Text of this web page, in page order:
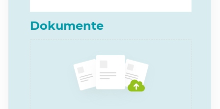
Dokumente